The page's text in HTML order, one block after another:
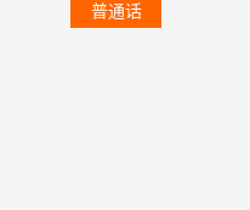
普通话